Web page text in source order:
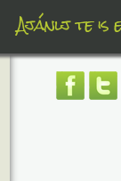
Ajánlj te is